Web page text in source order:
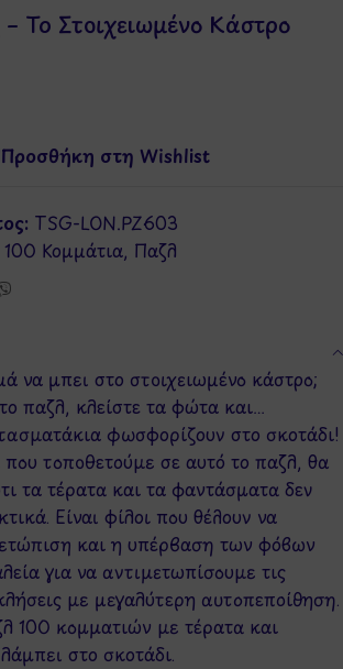
Το Στοιχειωμένο Κάστρο
Προσθήκη στη Wishlist
TSG-LON.PZ603
Κομμάτια, Παζλ
να μπει στο στοιχειωμένο κάστρο;
παζλ, κλείστε τα φώτα και…
φωσφορίζουν στο σκοτάδι!
τοποθετούμε σε αυτό το παζλ, θα
τα τέρατα και τα φαντάσματα δεν
Είναι φίλοι που θέλουν να
και η υπέρβαση των φόβων
για να αντιμετωπίσουμε τις
με μεγαλύτερη αυτοπεποίθηση.
100 κομματιών με τέρατα και
στο σκοτάδι.